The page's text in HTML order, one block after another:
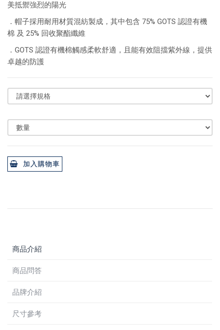
美抵禦強烈的陽光
．帽子採用耐用材質混紡製成，其中包含 75% GOTS 認證有機
棉 及 25% 回收聚酯纖維
．GOTS 認證有機棉觸感柔軟舒適，且能有效阻擋紫外線，提供
卓越的防護
加入購物車
商品介紹
商品問答
品牌介紹
尺寸參考